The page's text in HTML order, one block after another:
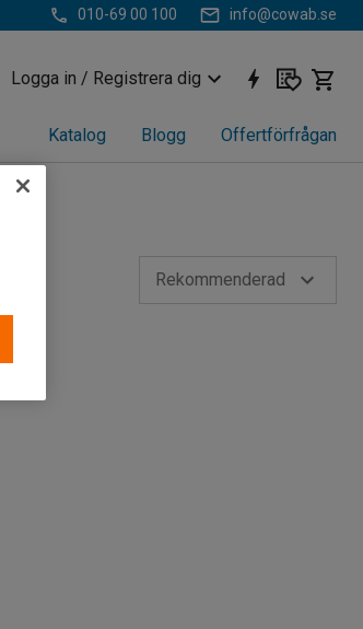
010-69 00 100 info@cowab.se
Logga in / Registrera dig
Katalog Blogg Offertförfrågan
Rekommenderad